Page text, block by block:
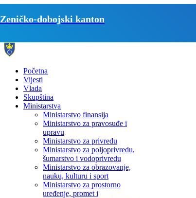
Zeničko-dobojski kanton
Početna
Vijesti
Vlada
Skupština
Ministarstva
Ministarstvo finansija
Ministarstvo za pravosuđe i
upravu
Ministarstvo za privredu
Ministarstvo za poljoprivredu,
šumarstvo i vodoprivredu
Ministarstvo za obrazovanje,
nauku, kulturu i sport
Ministarstvo za prostorno
uređenje, promet i